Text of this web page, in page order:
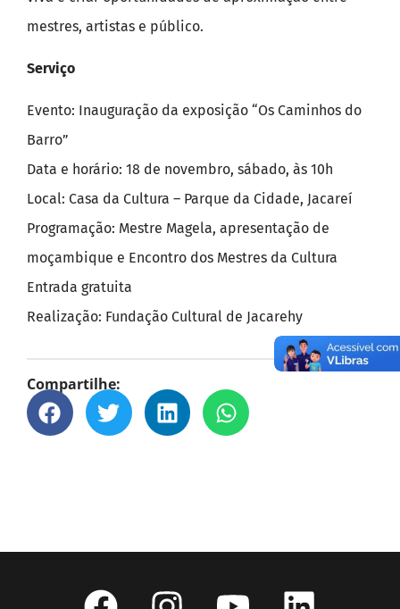
mestres, artistas e público.
Serviço
Evento: Inauguração da exposição “Os Caminhos do
Barro”
Data e horário: 18 de novembro, sábado, às 10h
Local: Casa da Cultura – Parque da Cidade, Jacareí
Programação: Mestre Magela, apresentação de
moçambique e Encontro dos Mestres da Cultura
Entrada gratuita
Realização: Fundação Cultural de Jacarehy
Compartilhe: